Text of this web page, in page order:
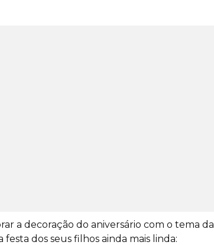
a decoração do aniversário com o tema da
festa dos seus filhos ainda mais linda: